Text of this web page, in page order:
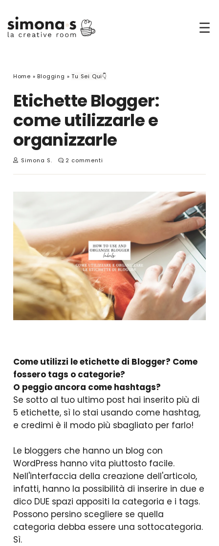
☰
Home » Blogging »Tu Sei Qui👇
Etichette Blogger:
come utilizzarle e
organizzarle
Simona S. 2 commenti
Come utilizzi le etichette di Blogger? Come
fossero tags o categorie?
O peggio ancora come hashtags?
Se sotto al tuo ultimo post hai inserito più di
5 etichette, sì lo stai usando come hashtag,
e credimi è il modo più sbagliato per farlo!
Le bloggers che hanno un blog con
WordPress hanno vita piuttosto facile.
Nell'interfaccia della creazione dell'articolo,
infatti, hanno la possibilità di inserire in due e
dico DUE spazi appositi la categoria e i tags.
Possono persino scegliere se quella
categoria debba essere una sottocategoria.
Sì.